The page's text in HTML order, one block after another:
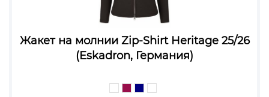
Жакет на молнии Zip-Shirt Heritage 25/26
(Eskadron, Германия)